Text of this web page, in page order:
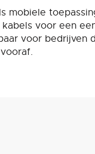
mobiele
voor een
voor bedrijven